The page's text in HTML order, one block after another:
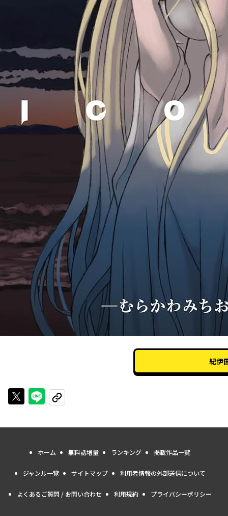
紀伊
Xで投稿するLINEでシェアする
URLをコピーする
ホーム 無料話増量 ランキング 掲載作品一覧
ジャンル一覧 サイトマップ 利用者情報の外部送信について
よくあるご質問 / お問い合わせ 利用規約 プライバシーポリシー